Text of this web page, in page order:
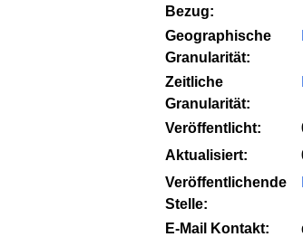
Bezug:
Geographische
Granularität:
Zeitliche
Granularität:
Veröffentlicht:
Aktualisiert:
Veröffentlichende
Stelle:
E-Mail Kontakt: